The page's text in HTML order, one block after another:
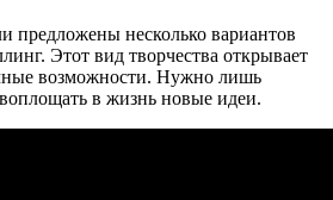
несколько вариантов
Этот вид творчества открывает
возможности. Нужно лишь
в жизнь новые идеи.